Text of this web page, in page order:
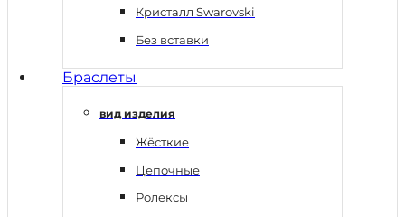
Кристалл Swarovski
Без вставки
Браслеты
вид изделия
Жёсткие
Цепочные
Ролексы